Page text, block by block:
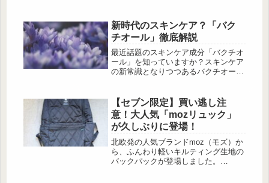
ピング施設「GRAX EARTH FIELD（
[…]
新時代のスキンケア？「バク
チオール」徹底解説
最近話題のスキンケア成分「バクチオ
ール」を知っていますか？スキンケア
の新常識となりつつあるバクチオール
か。自分の肌に直接触れるものなの
で、ちゃんと理解したうえで試したい
ですよね。今回はバクチオールについ
てあんしん漢方薬剤師の山形ゆかりさ
んに解説いただきます。成分で見るバ
クチオールの正体とは？ 出
典:Pixabay バクチオールとは「オラ
ンダビユ」というマ...
【セブン限定】買い逃し注
意！大人気「mozリュック」
が久しぶりに登場！
北欧発の人気ブランドmoz（モズ）か
ら、ふんわり軽いキルティング生地の
バックパックが登場しました。